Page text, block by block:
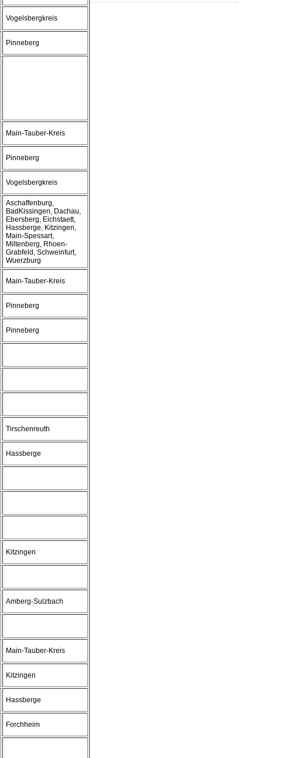
Vogelsbergkreis
Pinneberg
Main-Tauber-Kreis
Pinneberg
Vogelsbergkreis
Aschaffenburg,
BadKissingen, Dachau,
Ebersberg, Eichstaett,
Hassberge, Kitzingen,
Main-Spessart,
Miltenberg, Rhoen-
Grabfeld, Schweinfurt,
Wuerzburg
Main-Tauber-Kreis
Pinneberg
Pinneberg
Tirschenreuth
Hassberge
Kitzingen
Amberg-Sulzbach
Main-Tauber-Kreis
Kitzingen
Hassberge
Forchheim